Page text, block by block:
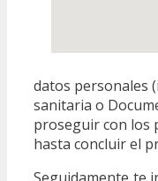
datos personales
sanitaria o
proseguir con los
hasta concluir el